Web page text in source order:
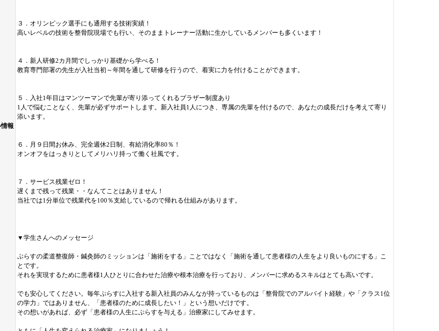
報
３．オリンピック選手にも通用する技術実績！
高いレベルの技術を整骨院現場でも行い、そのままトレーナー活動に生かしているメンバーも多くいます！
４．新人研修2カ月間でしっかり基礎から学べる！
教育専門部署の先生が入社当初～年間を通して研修を行うので、着実に力を付けることができます。
５．入社1年目はマンツーマンで先輩が寄り添ってくれるブラザー制度あり
1人で悩むことなく、先輩が必ずサポートします。新入社員1人につき、専属の先輩を付けるので、あなたの成長だけを考えて寄り
添います。
６．月９日間お休み、完全週休2日制、有給消化率80％！
オンオフをはっきりとしてメリハリ持って働く社風です。
７．サービス残業ゼロ！
遅くまで残って残業・・なんてことはありません！
当社では1分単位で残業代を100％支給しているので帰れる仕組みがあります。
▼学生さんへのメッセージ
ぷらすの柔道整復師・鍼灸師のミッションは「施術をする」ことではなく「施術を通して患者様の人生をより良いものにする」こ
とです。
それを実現するために患者様1人ひとりに合わせた治療や根本治療を行っており、メンバーに求めるスキルはとても高いです。
でも安心してください。毎年ぷらすに入社する新入社員のみんなが持っているものは「整骨院でのアルバイト経験」や「クラス1位
の学力」ではありません、「患者様のために成長したい！」という想いだけです。
その想いがあれば、必ず「患者様の人生にぷらすを与える」治療家にしてみせます。